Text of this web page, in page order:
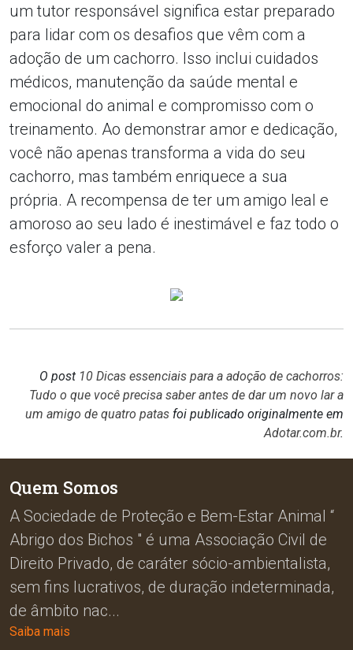
um tutor responsável significa estar preparado
para lidar com os desafios que vêm com a
adoção de um cachorro. Isso inclui cuidados
médicos, manutenção da saúde mental e
emocional do animal e compromisso com o
treinamento. Ao demonstrar amor e dedicação,
você não apenas transforma a vida do seu
cachorro, mas também enriquece a sua
própria. A recompensa de ter um amigo leal e
amoroso ao seu lado é inestimável e faz todo o
esforço valer a pena.
O post 10 Dicas essenciais para a adoção de cachorros:
Tudo o que você precisa saber antes de dar um novo lar a
um amigo de quatro patas foi publicado originalmente em
Adotar.com.br.
Quem Somos
A Sociedade de Proteção e Bem-Estar Animal “
Abrigo dos Bichos " é uma Associação Civil de
Direito Privado, de caráter sócio-ambientalista,
sem fins lucrativos, de duração indeterminada,
de âmbito nac...
Saiba mais